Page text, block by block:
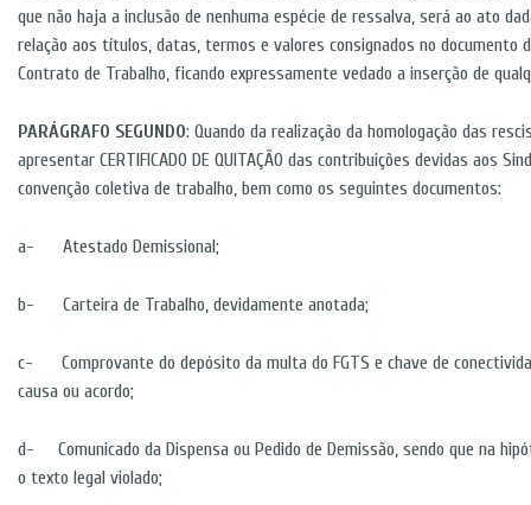
que não haja a inclusão de nenhuma espécie de ressalva, será ao ato
relação aos títulos, datas, termos e valores consignados no documento
Contrato de Trabalho, ficando expressamente vedado a inserção de
PARÁGRAFO SEGUNDO: Quando da realização da homologação das
apresentar CERTIFICADO DE QUITAÇÃO das contribuições devidas aos
convenção coletiva de trabalho, bem como os seguintes documentos:
a- Atestado Demissional;
b- Carteira de Trabalho, devidamente anotada;
c- Comprovante do depósito da multa do FGTS e chave de
causa ou acordo;
d- Comunicado da Dispensa ou Pedido de Demissão, sendo que na
o texto legal violado;